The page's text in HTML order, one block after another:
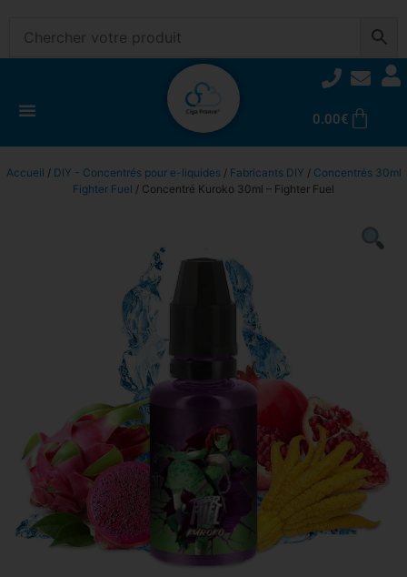
0.00€
Accueil / DIY - Concentrés pour e-liquides/ Fabricants DIY / Concentrés 30ml
Fighter Fuel / Concentré Kuroko 30ml – Fighter Fuel